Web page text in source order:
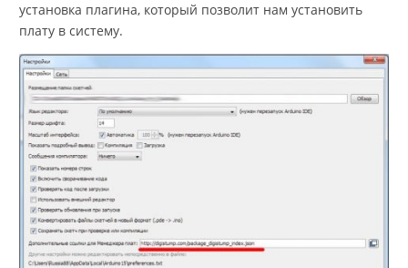
установка плагина, который позволит нам установить
плату в систему.